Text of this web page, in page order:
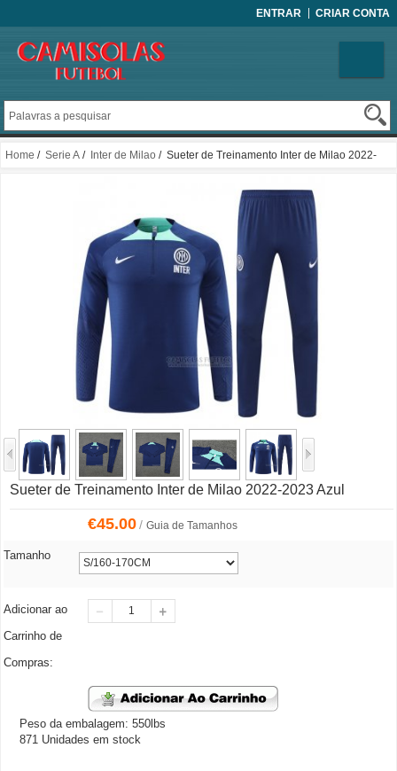
ENTRAR CRIAR CONTA
Home / Serie A / Inter de Milao / Sueter de Treinamento Inter de Milao 2022-
Sueter de Treinamento Inter de Milao 2022-2023 Azul
€45.00/ Guia de Tamanhos
Tamanho
Adicionar ao
Carrinho de
Compras:
Peso da embalagem: 550lbs
871 Unidades em stock